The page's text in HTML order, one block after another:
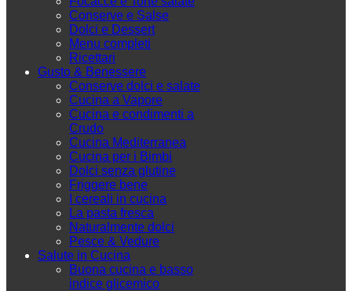
Conserve e Salse
Dolci e Dessert
Menu completi
Ricettari
Gusto & Benessere
Conserve dolci e salate
Cucina a Vapore
Cucina e condimenti a
Crudo
Cucina Mediterranea
Cucina per i Bimbi
Dolci senza glutine
Friggere bene
I cereali in cucina
La pasta fresca
Naturalmente dolci
Pesce & Vedure
Salute in Cucina
Buona cucina e basso
indice glicemico